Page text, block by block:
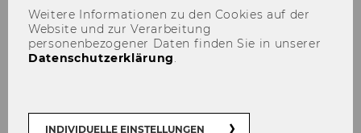
Self-​Care trotz Prü­fungs­stress
Weitere Informationen zu den Cookies auf der
Website und zur Verarbeitung
personenbezogener Daten finden Sie in unserer
Datenschutzerklärung
INDIVIDUELLE EINSTELLUNGEN